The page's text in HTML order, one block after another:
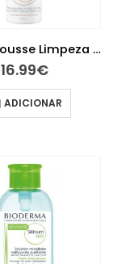
Avène Mousse Limpeza Matifificante 150ml
16.99€
ADICIONAR